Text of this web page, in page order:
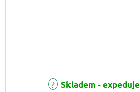
Průměrné hodnocení produktu je 5,0 z
Skladem -